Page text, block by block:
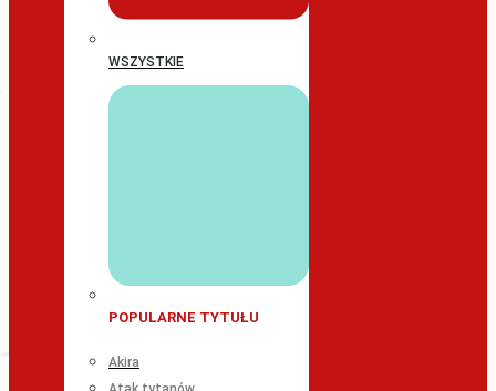
WSZYSTKIE
POPULARNE TYTUŁU
Akira